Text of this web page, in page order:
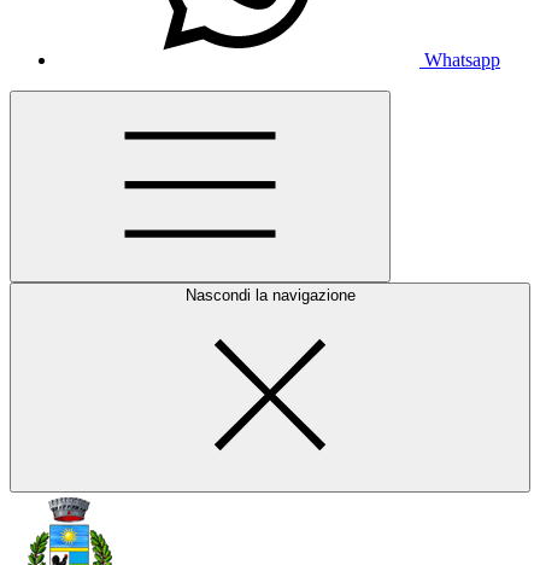
Whatsapp
Nascondi la navigazione